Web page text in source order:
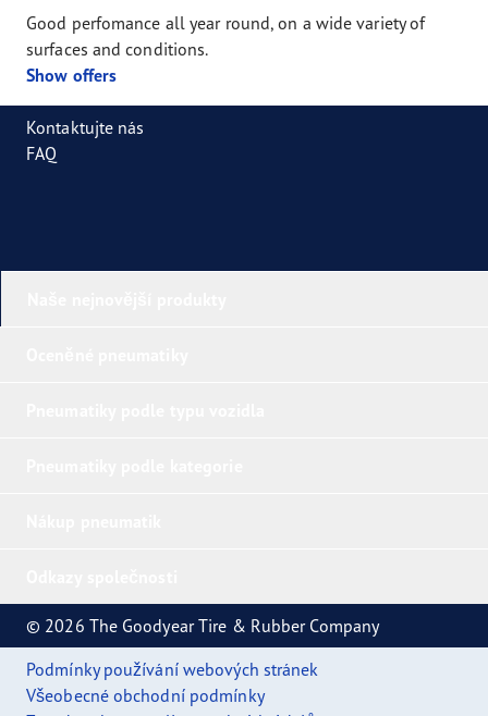
Good perfomance all year round, on a wide variety of
surfaces and conditions.
Show offers
Kontaktujte nás
FAQ
© 2026 The Goodyear Tire & Rubber Company
Podmínky používání webových stránek
Všeobecné obchodní podmínky